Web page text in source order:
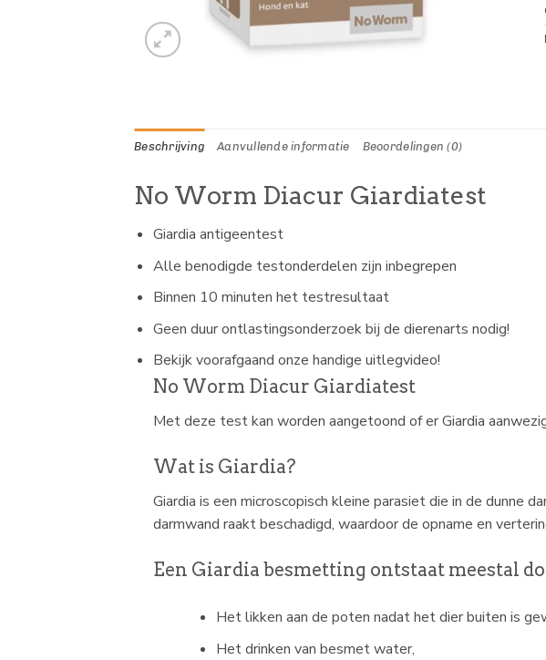
Beschrijving Aanvullende informatie Beoordelingen (0)
No Worm Diacur Giardiatest
Giardia antigeentest
Alle benodigde testonderdelen zijn inbegrepen
Binnen 10 minuten het testresultaat
Geen duur ontlastingsonderzoek bij de dierenarts nodig!
Bekijk voorafgaand onze handige uitlegvideo!
No Worm Diacur Giardiatest
Met deze test kan worden aangetoond of er Giardia
Wat is Giardia?
Giardia is een microscopisch kleine parasiet die in de
darmwand raakt beschadigd, waardoor de opname en
Een Giardia besmetting ontstaat meestal
Het likken aan de poten nadat het dier buiten is
Het drinken van besmet water,